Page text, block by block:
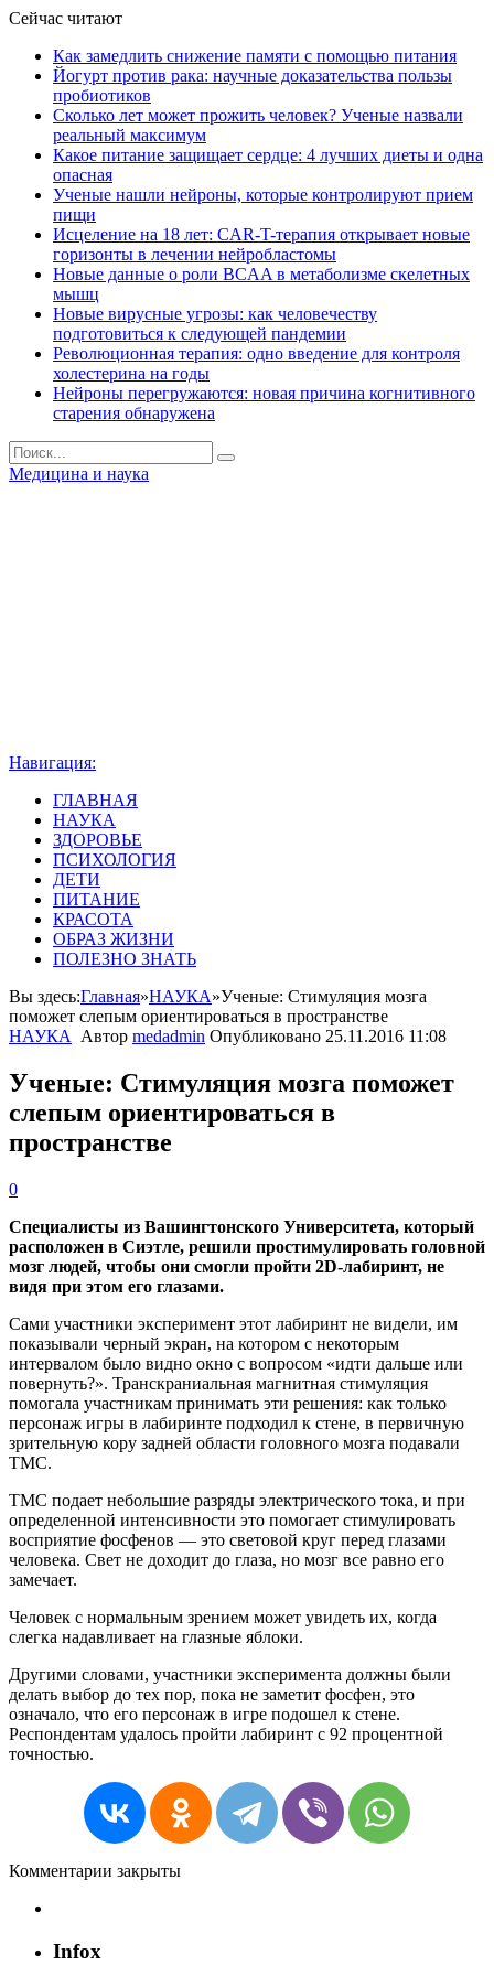
Сейчас читают
Как замедлить снижение памяти с помощью питания
Йогурт против рака: научные доказательства пользы
пробиотиков
Сколько лет может прожить человек? Ученые назвали
реальный максимум
Какое питание защищает сердце: 4 лучших диеты и одна
опасная
Ученые нашли нейроны, которые контролируют прием
пищи
Исцеление на 18 лет: CAR-T-терапия открывает новые
горизонты в лечении нейробластомы
Новые данные о роли BCAA в метаболизме скелетных
мышц
Новые вирусные угрозы: как человечеству
подготовиться к следующей пандемии
Революционная терапия: одно введение для контроля
холестерина на годы
Нейроны перегружаются: новая причина когнитивного
старения обнаружена
Медицина и наука
Навигация:
ГЛАВНАЯ
НАУКА
ЗДОРОВЬЕ
ПСИХОЛОГИЯ
ДЕТИ
ПИТАНИЕ
КРАСОТА
ОБРАЗ ЖИЗНИ
ПОЛЕЗНО ЗНАТЬ
Вы здесь:Главная»НАУКА»Ученые: Стимуляция мозга
поможет слепым ориентироваться в пространстве
НАУКА
Автор medadmin Опубликовано 25.11.2016 11:08
Ученые: Стимуляция мозга поможет
слепым ориентироваться в
пространстве
0
Специалисты из Вашингтонского Университета, который
расположен в Сиэтле, решили простимулировать головной
мозг людей, чтобы они смогли пройти 2D-лабиринт, не
видя при этом его глазами.
Сами участники эксперимент этот лабиринт не видели, им
показывали черный экран, на котором с некоторым
интервалом было видно окно с вопросом «идти дальше или
повернуть?». Транскраниальная магнитная стимуляция
помогала участникам принимать эти решения: как только
персонаж игры в лабиринте подходил к стене, в первичную
зрительную кору задней области головного мозга подавали
ТМС.
ТМС подает небольшие разряды электрического тока, и при
определенной интенсивности это помогает стимулировать
восприятие фосфенов — это световой круг перед глазами
человека. Свет не доходит до глаза, но мозг все равно его
замечает.
Человек с нормальным зрением может увидеть их, когда
слегка надавливает на глазные яблоки.
Другими словами, участники эксперимента должны были
делать выбор до тех пор, пока не заметит фосфен, это
означало, что его персонаж в игре подошел к стене.
Респондентам удалось пройти лабиринт с 92 процентной
точностью.
Комментарии закрыты
Infox